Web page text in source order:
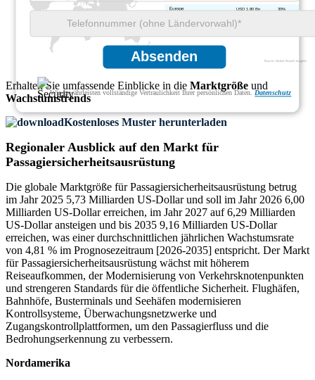
Absenden
Wir gewährleisten vollständige Vertraulichkeit Ihrer persönlichen Daten. Datenschutz
USD 1.62 Bn
30%
USD 1.80 Bn
Erhalten Sie umfassende Einblicke in die Marktgröße und
Wachstumstrends
Kostenloses Muster herunterladen
Regionaler Ausblick auf den Markt für
Passagiersicherheitsausrüstung
Die globale Marktgröße für Passagiersicherheitsausrüstung betrug
im Jahr 2025 5,73 Milliarden US-Dollar und soll im Jahr 2026 6,00
Milliarden US-Dollar erreichen, im Jahr 2027 auf 6,29 Milliarden
US-Dollar ansteigen und bis 2035 9,16 Milliarden US-Dollar
erreichen, was einer durchschnittlichen jährlichen Wachstumsrate
von 4,81 % im Prognosezeitraum [2026-2035] entspricht. Der Markt
für Passagiersicherheitsausrüstung wächst mit höherem
Reiseaufkommen, der Modernisierung von Verkehrsknotenpunkten
und strengeren Standards für die öffentliche Sicherheit. Flughäfen,
Bahnhöfe, Busterminals und Seehäfen modernisieren
Kontrollsysteme, Überwachungsnetzwerke und
Zugangskontrollplattformen, um den Passagierfluss und die
Bedrohungserkennung zu verbessern.
Nordamerika